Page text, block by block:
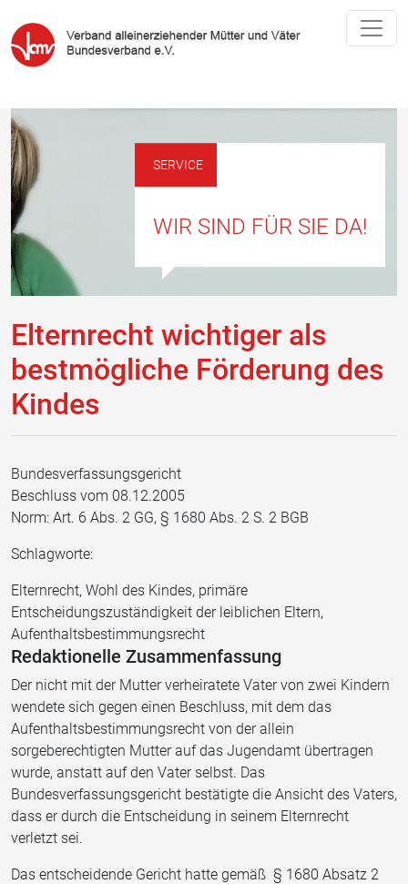
SERVICE
WIR SIND FÜR SIE DA!
Elternrecht wichtiger als
bestmögliche Förderung des
Kindes
Bundesverfassungsgericht
Beschluss vom 08.12.2005
Norm: Art. 6 Abs. 2 GG, § 1680 Abs. 2 S. 2 BGB
Schlagworte:
Elternrecht, Wohl des Kindes, primäre
Entscheidungszuständigkeit der leiblichen Eltern,
Aufenthaltsbestimmungsrecht
Redaktionelle Zusammenfassung
Der nicht mit der Mutter verheiratete Vater von zwei Kindern
wendete sich gegen einen Beschluss, mit dem das
Aufenthaltsbestimmungsrecht von der allein
sorgeberechtigten Mutter auf das Jugendamt übertragen
wurde, anstatt auf den Vater selbst. Das
Bundesverfassungsgericht bestätigte die Ansicht des Vaters,
dass er durch die Entscheidung in seinem Elternrecht
verletzt sei.
Das entscheidende Gericht hatte gemäß § 1680 Absatz 2